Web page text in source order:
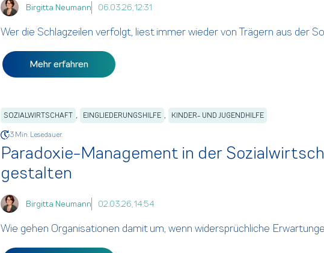
Birgitta Neumann 06.03.26, 12:31
Wer die Schlagzeilen verfolgt, liest immer wieder von Trägern aus der
Mehr erfahren
SOZIALWIRTSCHAFT , EINGLIEDERUNGSHILFE , KINDER- UND JUGENDHILFE
3 Min. Lesedauer.
Paradoxie-Management in der
gestalten
Birgitta Neumann 02.03.26, 14:54
Wie gehen Organisationen damit um, wenn widersprüchliche